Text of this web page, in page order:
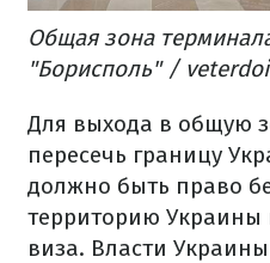
Общая зона
"Борисполь" /
Для выхода в общую
пересечь границу
должно быть право
территорию Украины
виза. Власти